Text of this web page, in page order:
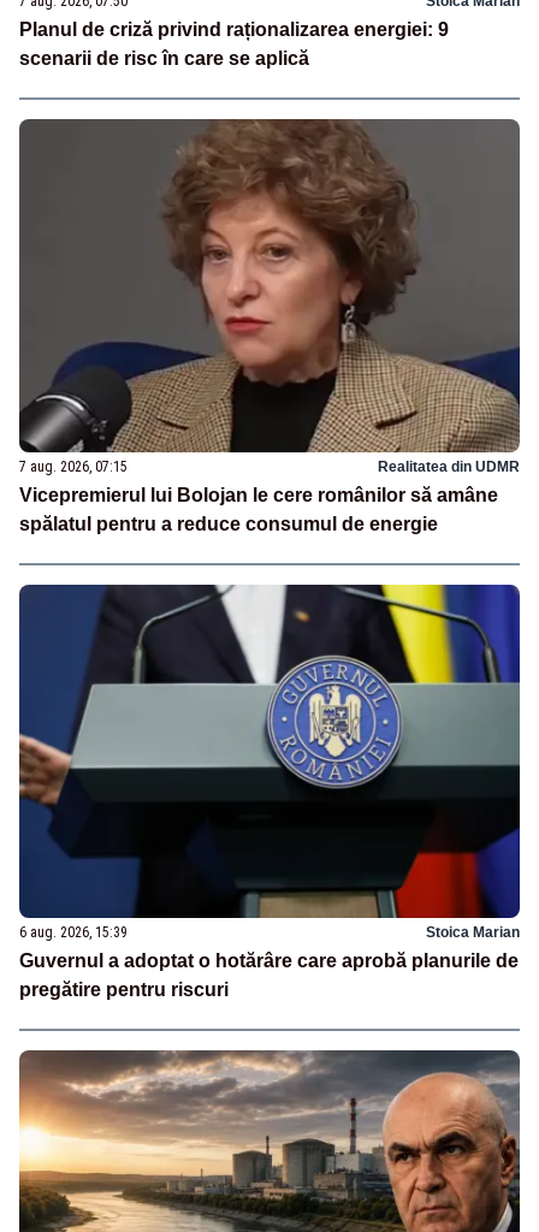
Planul de criză privind raționalizarea energiei: 9
scenarii de risc în care se aplică
7 aug. 2026, 07:15 Realitatea din UDMR
Vicepremierul lui Bolojan le cere românilor să amâne
spălatul pentru a reduce consumul de energie
6 aug. 2026, 15:39 Stoica Marian
Guvernul a adoptat o hotărâre care aprobă planurile de
pregătire pentru riscuri